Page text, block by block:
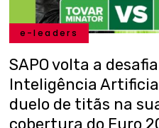
e-leaders
SAPO volta a
Inteligência
duelo de titãs na